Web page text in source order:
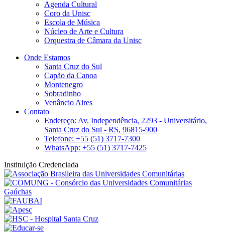
Agenda Cultural
Coro da Unisc
Escola de Música
Núcleo de Arte e Cultura
Orquestra de Câmara da Unisc
Onde Estamos
Santa Cruz do Sul
Capão da Canoa
Montenegro
Sobradinho
Venâncio Aires
Contato
Endereço: Av. Independência, 2293 - Universitário,
Santa Cruz do Sul - RS, 96815-900
Telefone: +55 (51) 3717-7300
WhatsApp: +55 (51) 3717-7425
Instituição Credenciada